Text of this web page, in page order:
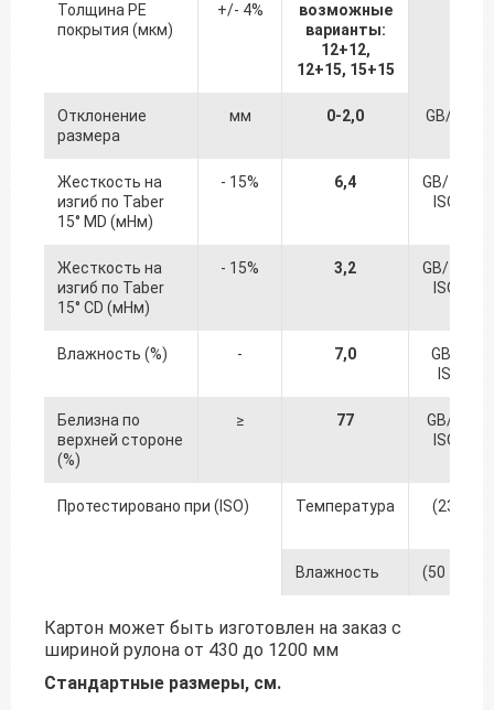
Толщина PE
покрытия (мкм)
+/- 4%
возможные
варианты:
12+12,
12+15, 15+15
Отклонение
размера
мм 0-2,0 GB/T
Жесткость на
изгиб по Taber
15° MD (мНм)
- 15% 6,4
GB/T
ISO
Жесткость на
изгиб по Taber
15° CD (мНм)
- 15% 3,2
GB/T
ISO
Влажность (%) - 7,0
GB/T
ISO 287
Белизна по
верхней стороне
(%)
≥ 77
GB/T
ISO
Протестировано при (ISO) Температура
(23 +/-
Влажность (50 +/- 2)
Картон может быть изготовлен на заказ с
шириной рулона от 430 до 1200 мм
Стандартные размеры, см.